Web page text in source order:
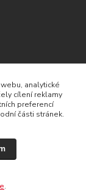
analytické
cílení reklamy
preferencí
části stránek.
.